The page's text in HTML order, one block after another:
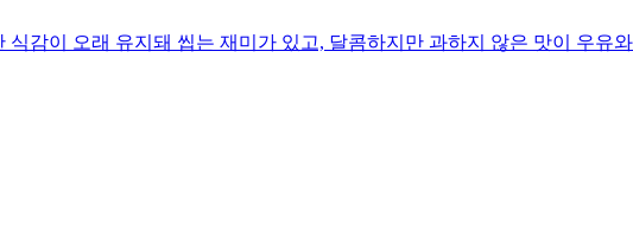
감이 오래 유지돼 씹는 재미가 있고, 달콤하지만 과하지 않은 맛이 우유